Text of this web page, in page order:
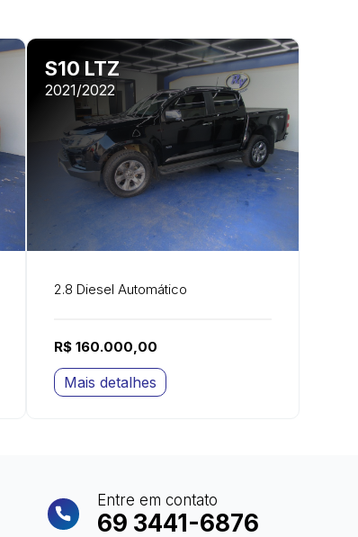
S10 LTZ
2021/2022
2.8 Diesel Automático
R$ 160.000,00
Mais detalhes
Entre em contato
69 3441-6876